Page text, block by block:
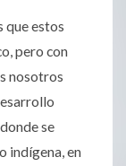
que estos
pero con
nosotros
se
indígena, en